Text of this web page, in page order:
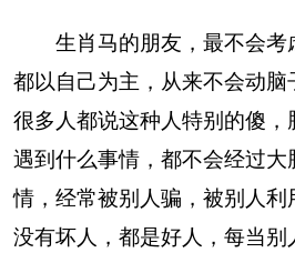
生肖马的朋友，最不会考
都以自己为主，从来不会动脑
很多人都说这种人特别的傻，
遇到什么事情，都不会经过大
情，经常被别人骗，被别人利
没有坏人，都是好人，每当